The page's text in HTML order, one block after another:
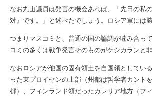
なお丸山議員は発言の機会あれば、「先日の私
対』です。」と述べたでしょう。ロシア軍には勝
つまりマスコミと、普通の国の論調が噛み合っ
コミの多くは戦争発言そのものがケシカランと
なおロシアが他国の固有領土を自国領としてい
った東プロイセンの上部（州都は哲学者カント
都）、フィンランド領だったカレリア地方（フ